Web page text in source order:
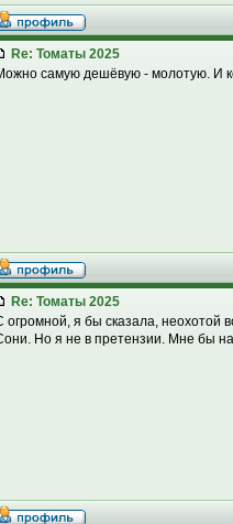
Re: Томаты 2025
самую дешёвую - молотую. И
Re: Томаты 2025
огромной, я бы сказала, неохотой
Но я не в претензии. Мне бы на